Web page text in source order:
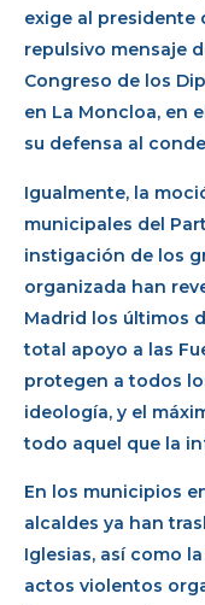
exige al presidente
repulsivo mensaje
Congreso de los
en La Moncloa, en
su defensa al
Igualmente, la
municipales del
instigación de los
organizada han
Madrid los últimos
total apoyo a las
protegen a todos
ideología, y el
todo aquel que la
En los municipios
alcaldes ya han
Iglesias, así como
actos violentos